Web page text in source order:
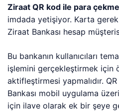
Ziraat QR kod ile para çekme
imdada yetişiyor. Karta
Ziraat Bankası hesap
Bu bankanın kullanıcıları
işlemini gerçekleştirmek için
aktifleştirmesi yapmalıdır.
Bankası mobil uygulama
için ilave olarak ek bir şeye